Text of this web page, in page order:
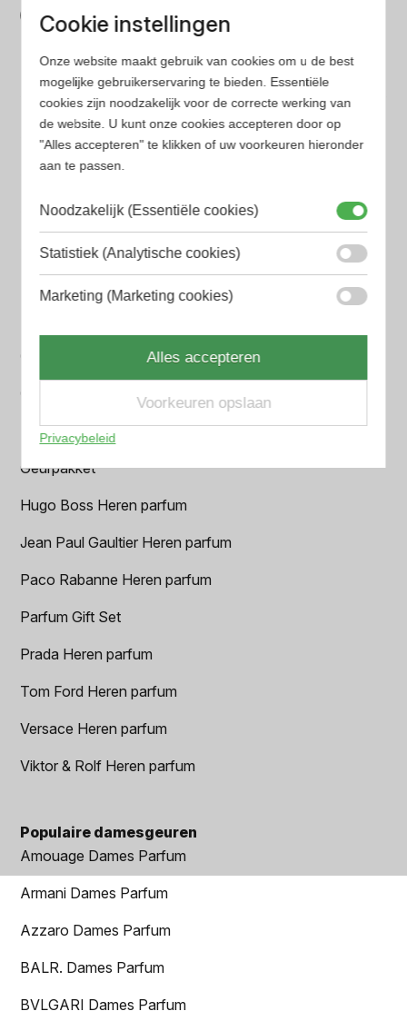
Wij hebben alle prijzen voor je verzameld zodat jij
Populaire herengeuren
Amouage Heren parfum
Aramis Heren parfum
Armani Heren parfum
Azzaro Heren parfum
BALR. Heren parfum
Chanel Heren parfum
Creed heren parfum
Dior Heren parfum
Geurpakket
Hugo Boss Heren parfum
Jean Paul Gaultier Heren parfum
Paco Rabanne Heren parfum
Parfum Gift Set
Prada Heren parfum
Tom Ford Heren parfum
Versace Heren parfum
Viktor & Rolf Heren parfum
Populaire damesgeuren
Amouage Dames Parfum
Armani Dames Parfum
Azzaro Dames Parfum
BALR. Dames Parfum
BVLGARI Dames Parfum
Cookie instellingen
Onze website maakt gebruik van cookies om u de best
mogelijke gebruikerservaring te bieden. Essentiële
cookies zijn noodzakelijk voor de correcte werking van
de website. U kunt onze cookies accepteren door op
"Alles accepteren" te klikken of uw voorkeuren hieronder
aan te passen.
Noodzakelijk (Essentiële cookies)
Statistiek (Analytische cookies)
Marketing (Marketing cookies)
Alles accepteren
Voorkeuren opslaan
Privacybeleid